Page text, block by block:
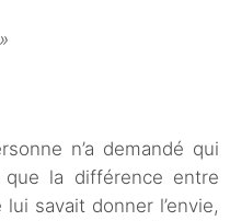
n’a demandé qui
la différence entre
savait donner l’envie,